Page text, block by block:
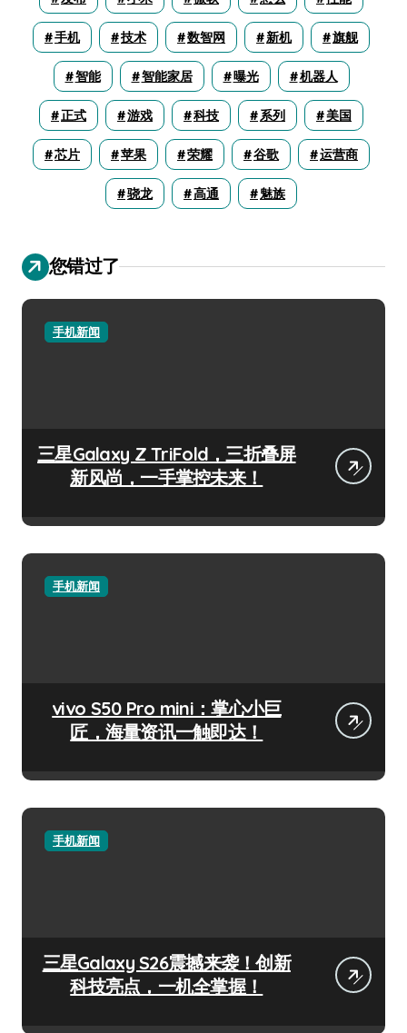
手机 技术 数智网 新机 旗舰
智能 智能家居 曝光 机器人
正式 游戏 科技 系列 美国
芯片 苹果 荣耀 谷歌 运营商
骁龙 高通 魅族
您错过了
手机新闻
三星Galaxy Z TriFold，三折叠屏
新风尚，一手掌控未来！
手机新闻
vivo S50 Pro mini：掌心小巨
匠，海量资讯一触即达！
手机新闻
三星Galaxy S26震撼来袭！创新
科技亮点，一机全掌握！